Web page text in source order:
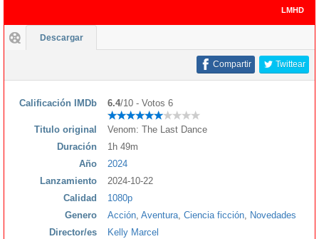
LMHD
Descargar
Twittear
Compartir
Calificación IMDb 6.4/10 - Votos 6
Titulo original
Venom: The Last Dance
Duración
1h 49m
Año
2024
Lanzamiento
2024-10-22
Calidad
1080p
Genero
Acción Aventura Ciencia ficción
Novedades
Director/es
Kelly Marcel